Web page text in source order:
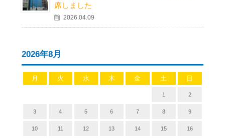
席しました
2026.04.09
2026年8月
月 火 水 木 金 土 日
1 2
3 4 5 6 7 8 9
10 11 12 13 14 15 16